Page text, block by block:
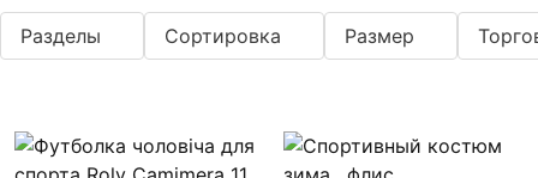
Разделы Сортировка Размер